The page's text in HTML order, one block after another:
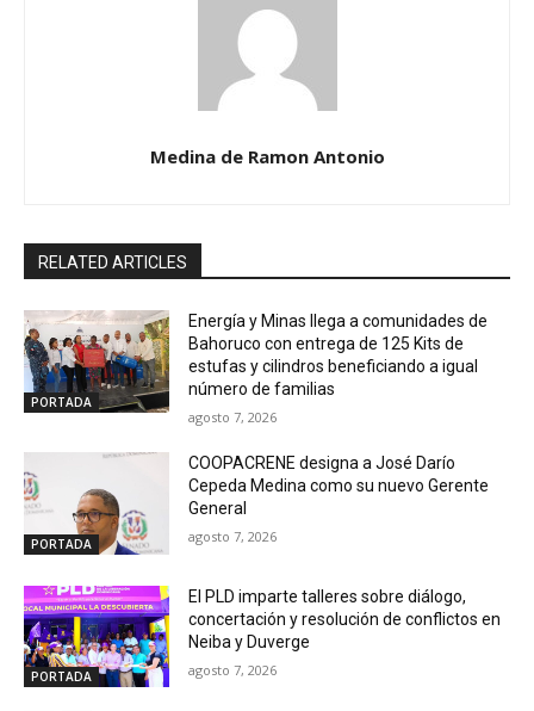
Medina de Ramon Antonio
RELATED ARTICLES
PORTADA
Energía y Minas llega a comunidades de
Bahoruco con entrega de 125 Kits de
estufas y cilindros beneficiando a igual
número de familias
agosto 7, 2026
PORTADA
COOPACRENE designa a José Darío
Cepeda Medina como su nuevo Gerente
General
agosto 7, 2026
PORTADA
El PLD imparte talleres sobre diálogo,
concertación y resolución de conflictos en
Neiba y Duverge
agosto 7, 2026